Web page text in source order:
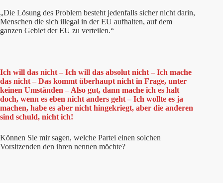
„Die Lösung des Problem besteht jedenfalls sicher nicht darin,
Menschen die sich illegal in der EU aufhalten, auf dem
ganzen Gebiet der EU zu verteilen.“
Ich will das nicht – Ich will das absolut nicht – Ich mache
das nicht – Das kommt überhaupt nicht in Frage, unter
keinen Umständen – Also gut, dann mache ich es halt
doch, wenn es eben nicht anders geht – Ich wollte es ja
machen, habe es aber nicht hingekriegt, aber die anderen
sind schuld, nicht ich!
Können Sie mir sagen, welche Partei einen solchen
Vorsitzenden den ihren nennen möchte?